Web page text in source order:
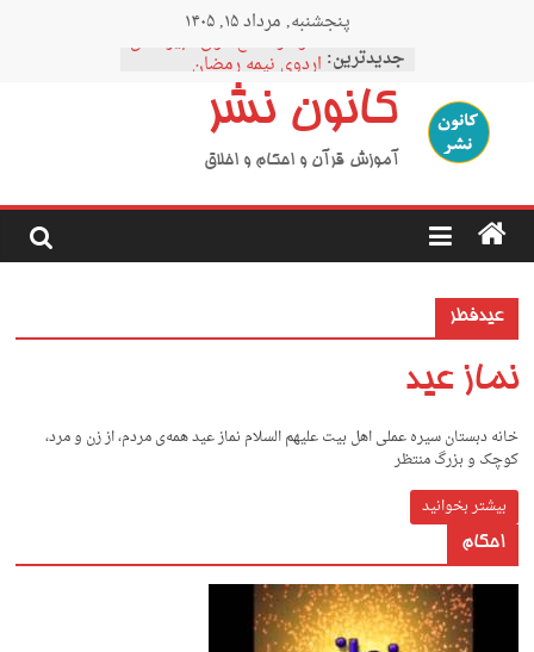
پنجشنبه, مرداد ۱۵, ۱۴۰۵
جدیدترین:
نمودار مقطع فوق دبیرستان
اردوی نیمه رمضان
اردوی نیمه شعبان
اردوی غدیر
اردوی محرم
کانون نشر
آموزش قرآن و احکام و اخلاق
عیدفطر
نماز عید
خانه دبستان سیره عملی اهل بیت علیهم السلام نماز عید همه‌ی مردم، از زن و مرد،
کوچک و بزرگ منتظر
بیشتر بخوانید
احکام